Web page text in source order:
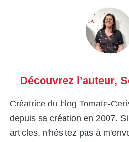
Découvrez l’auteur,
Créatrice du blog Tomate-
depuis sa création en 2007.
articles, n'hésitez pas à